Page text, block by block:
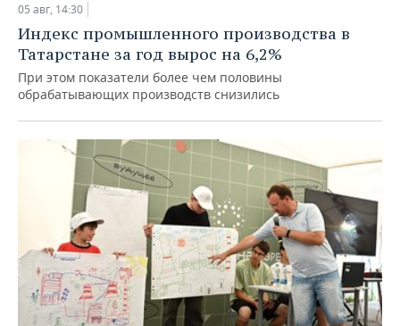
05 авг, 14:30
Индекс промышленного производства в
Татарстане за год вырос на 6,2%
При этом показатели более чем половины
обрабатывающих производств снизились